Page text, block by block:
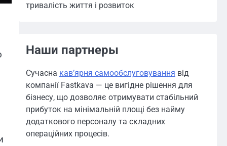
тривалість життя і розвиток
Наши партнеры
Сучасна кавʼярня самообслуговування від
компанії Fastkava — це вигідне рішення для
бізнесу, що дозволяє отримувати стабільний
прибуток на мінімальній площі без найму
додаткового персоналу та складних
операційних процесів.